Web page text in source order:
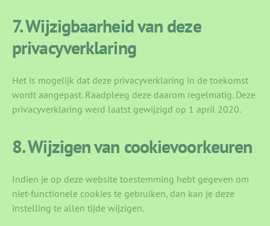
7. Wijzigbaarheid van deze
privacyverklaring
Het is mogelijk dat deze privacyverklaring in de toekomst
wordt aangepast. Raadpleeg deze daarom regelmatig. Deze
privacyverklaring werd laatst gewijzigd op 1 april 2020.
8. Wijzigen van cookievoorkeuren
Indien je op deze website toestemming hebt gegeven om
niet-functionele cookies te gebruiken, dan kan je deze
instelling te allen tijde wijzigen.